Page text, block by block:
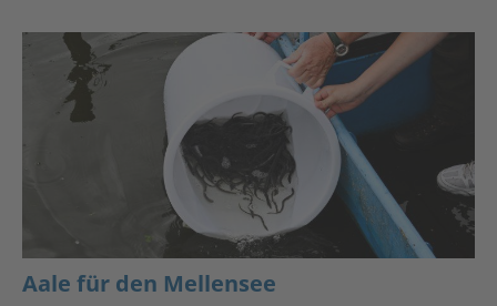
Aale für den Mellensee